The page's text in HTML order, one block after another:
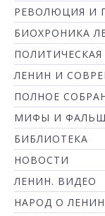
РЕВОЛЮЦИЯ И
БИОХРОНИКА
ЛЕНИН И
ПОЛНОЕ
МИФЫ И
БИБЛИОТЕКА
НОВОСТИ
ЛЕНИН. ВИДЕО
НАРОД О